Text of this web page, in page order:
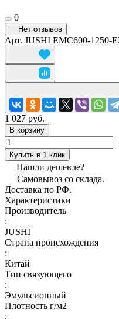
0
Нет отзывов
Арт. JUSHI EMC600-1250-
1 027 руб.
В корзину
Купить в 1 клик
Нашли дешевле?
Самовывоз со склада.
Доставка по РФ.
Характеристики
Производитель
:
JUSHI
Страна происхождения
:
Китай
Тип связующего
:
Эмульсионный
Плотность г/м2
: